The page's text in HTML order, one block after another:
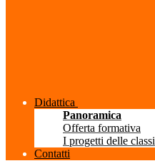
Didattica
Panoramica
Offerta formativa
I progetti delle classi
Contatti